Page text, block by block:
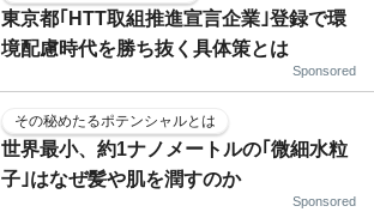
東京都｢HTT取組推進宣言企業｣登録で環
境配慮時代を勝ち抜く具体策とは
Sponsored
その秘めたるポテンシャルとは
世界最小、約1ナノメートルの｢微細水粒
子｣はなぜ髪や肌を潤すのか
Sponsored